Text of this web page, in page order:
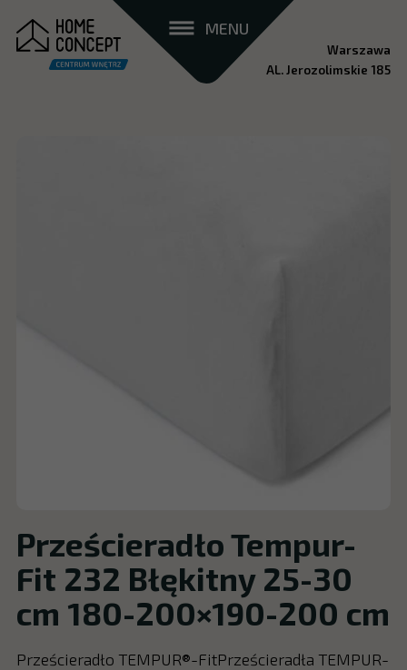
MENU
Warszawa
AL. Jerozolimskie 185
Prześcieradło Tempur-
Fit 232 Błękitny 25-30
cm 180-200×190-200 cm
Prześcieradło TEMPUR®-FitPrześcieradła TEMPUR-